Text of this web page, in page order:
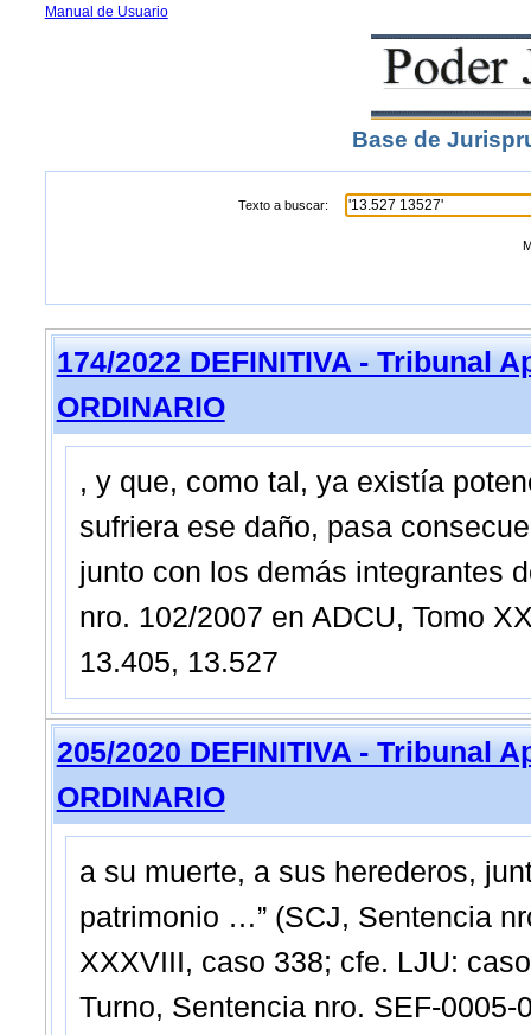
Manual de Usuario
Base de
Texto a buscar:
174/2022 DEFINITIVA - Tribunal
ORDINARIO
, y que, como tal, ya existía
sufriera ese daño, pasa
junto con los demás integrantes
nro. 102/2007 en ADCU, Tomo
13.405, 13.527
205/2020 DEFINITIVA - Tribunal
ORDINARIO
a su muerte, a sus herederos,
patrimonio …” (SCJ, Sentencia
XXXVIII, caso 338; cfe. LJU:
Turno, Sentencia nro. SEF-